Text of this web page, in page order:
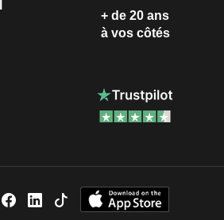
+ de 20 ans
à vos côtés